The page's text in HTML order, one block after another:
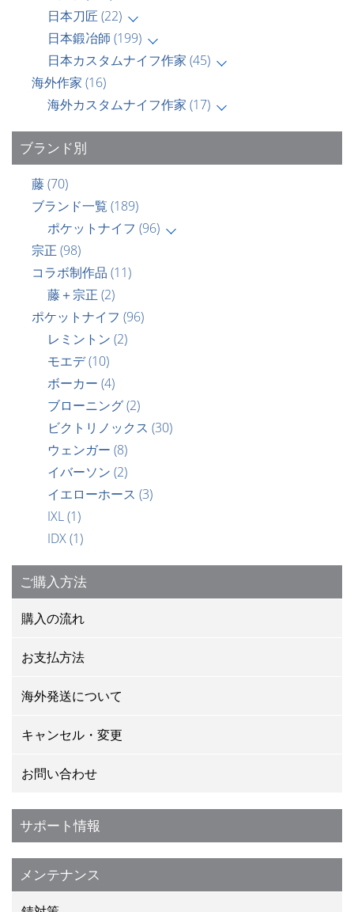
日本刀匠 (22)
日本鍛冶師 (199)
日本カスタムナイフ作家 (45)
海外作家 (16)
海外カスタムナイフ作家 (17)
ブランド別
藤(70)
ブランド一覧 (189)
ポケットナイフ (96)
宗正 (98)
コラボ制作品 (11)
藤＋宗正 (2)
ポケットナイフ (96)
レミントン (2)
モエデ(10)
ボーカー (4)
ブローニング(2)
ビクトリノックス (30)
ウェンガー (8)
イバーソン (2)
イエローホース (3)
IXL(1)
IDX(1)
ご購入方法
購入の流れ
お支払方法
海外発送について
キャンセル・変更
お問い合わせ
サポート情報
メンテナンス